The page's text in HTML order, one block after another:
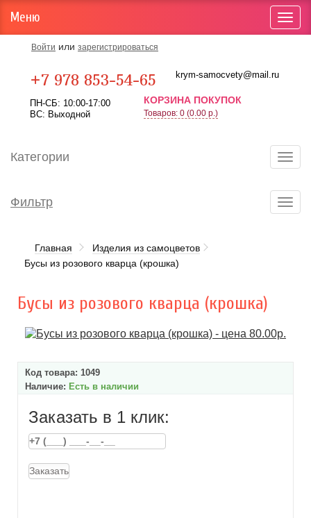
Войти или зарегистрироваться
+7 978 853-54-65 krym-samocvety@mail.ru
ПН-СБ: 10:00-17:00
ВС: Выходной
КОРЗИНА ПОКУПОК
Товаров: 0 (0.00 р.)
Меню
Категории
Фильтр
Главная
Изделия из самоцветов
Бусы из розового кварца (крошка)
Бусы из розового кварца (крошка)
Код товара: 1049
Наличие: Есть в наличии
Заказать в 1 клик:
Заказать